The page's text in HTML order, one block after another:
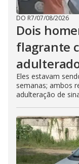
DO R7/07/08/2026
Dois
flagrante
Eles estavam
semanas; ambos
adulteração de